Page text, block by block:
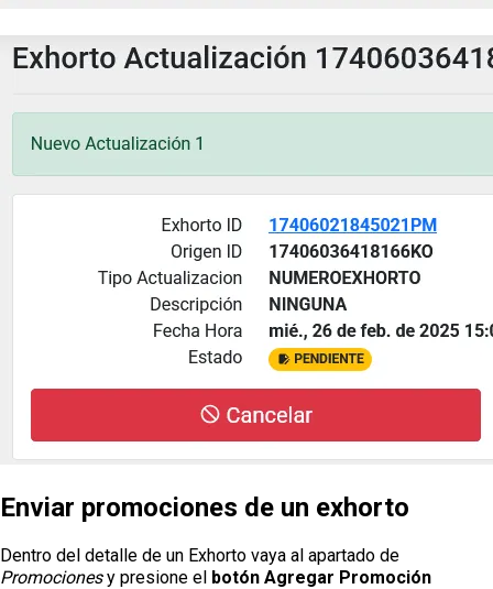
Enviar promociones de un exhorto
Dentro del detalle de un Exhorto vaya al apartado de
Promocionesy presione el botón Agregar Promoción